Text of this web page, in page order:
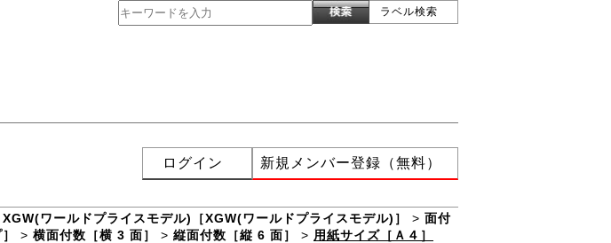
ラベル検索
ログイン 新規メンバー登録（無料）
XGW(ワールドプライスモデル)［XGW(ワールドプライスモデル)］ > 面付
> 横面付数［横 3 面］ > 縦面付数［縦 6 面］ > 用紙サイズ［Ａ４］